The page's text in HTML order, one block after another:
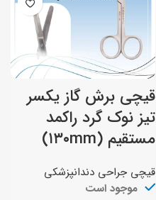
قیچی برش گاز یکسر
تیز نوک گرد راکمد
مستقیم (۱۳۰mm)
قیچی‌ جراحی دندانپزشکی
موجود است